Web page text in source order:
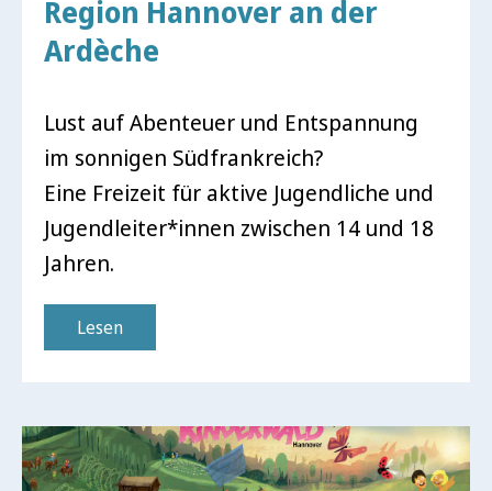
Region Hannover an der
Ardèche
Lust auf Abenteuer und Entspannung
im sonnigen Südfrankreich?
Eine Freizeit für aktive Jugendliche und
Jugendleiter*innen zwischen 14 und 18
Jahren.
Lesen